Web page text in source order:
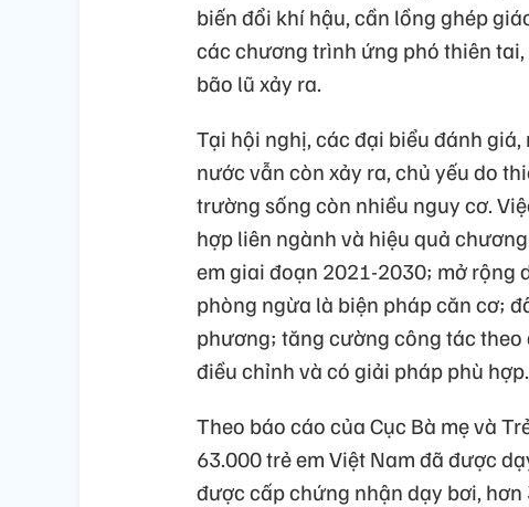
biến đổi khí hậu, cần lồng ghép
các chương trình ứng phó thiên
bão lũ xảy ra.
Tại hội nghị, các đại biểu đánh
nước vẫn còn xảy ra, chủ yếu do
trường sống còn nhiều nguy cơ.
hợp liên ngành và hiệu quả
em giai đoạn 2021-2030; mở rộng
phòng ngừa là biện pháp căn cơ;
phương; tăng cường công tác
điều chỉnh và có giải pháp phù hợp.
Theo báo cáo của Cục Bà mẹ và
63.000 trẻ em Việt Nam đã được
được cấp chứng nhận dạy bơi,